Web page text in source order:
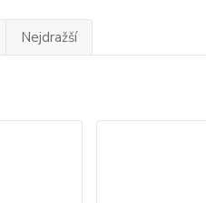
Nejdražší